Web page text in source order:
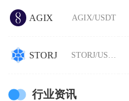
AGIX AGIX/USDT
STORJ STORJ/USDT
行业资讯